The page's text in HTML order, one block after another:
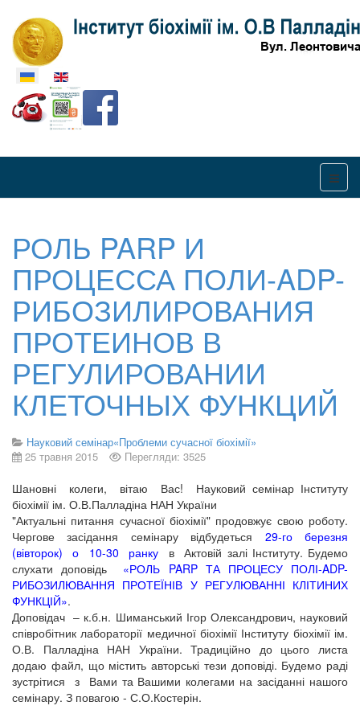
Оберіть свою мову
РОЛЬ PARP И
ПРОЦЕССА ПОЛИ-ADP-
РИБОЗИЛИРОВАНИЯ
ПРОТЕИНОВ В
РЕГУЛИРОВАНИИ
КЛЕТОЧНЫХ ФУНКЦИЙ
Науковий семінар«Проблеми сучасної біохімії»
25 травня 2015
Перегляди: 3525
Шановні колеги, вітаю Вас! Науковий семінар Інституту
біохімії ім. О.В.Палладіна НАН України
"Актуальні питання сучасної біохімії" продовжує свою роботу.
Чергове засідання семінару відбудеться 29-го березня
(вівторок) о 10-30 ранку в Актовій залі Інституту. Будемо
слухати доповідь «РОЛЬ PARP ТА ПРОЦЕСУ ПОЛІ-ADP-
РИБОЗИЛЮВАННЯ ПРОТЕЇНІВ У РЕГУЛЮВАННІ КЛІТИНИХ
ФУНКЦІЙ».
Доповідач – к.б.н. Шиманський Ігор Олександрович, науковий
співробітник лабораторії медичної біохімії Інституту біохімії ім.
О.В. Палладіна НАН України. Традиційно до цього листа
додаю файл, що містить авторські тези доповіді. Будемо раді
зустрітися з Вами та Вашими колегами на засіданні нашого
семінару. З повагою - С.О.Костерін.